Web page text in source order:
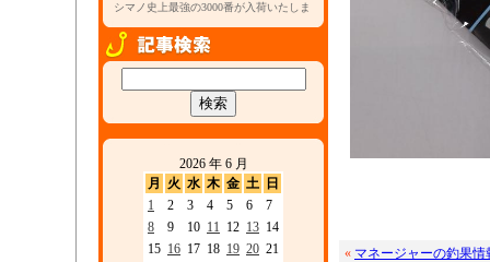
シマノ史上最強の3000番が入荷いたしま
2026 年 6 月
月
火 水 木 金 土 日
1 2 3 4 5 6
7
8
9 10 11 12 13 14
15 16 17 18 19 20 21
« マネージャーの釣果